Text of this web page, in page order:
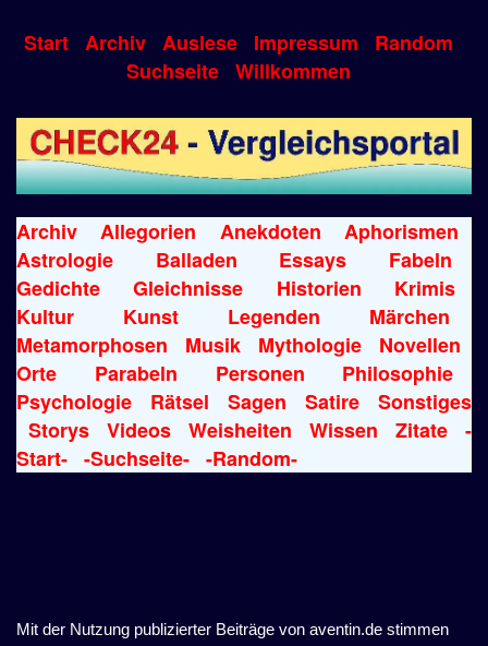
Start Archiv Auslese Impressum
Random
Suchseite Willkommen
Archiv Allegorien Anekdoten
Aphorismen
Astrologie
Balladen Essays
Fabeln
Gedichte
Gleichnisse Historien
Krimis
Kultur
Kunst Legenden
Märchen
Metamorphosen
Musik Mythologie
Novellen
Orte
Parabeln Personen
Philosophie
Psychologie
Rätsel Sagen Satire
Sonstiges
Storys
Videos Weisheiten Wissen Zitate
-
Start- -Suchseite- -Random-
Mit der Nutzung publizierter Beiträge von aventin.de stimmen